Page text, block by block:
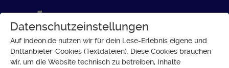
ARBEITSWELT
Datenschutzeinstellungen
Auf indeon.de nutzen wir für dein Lese-Erlebnis eigene und
Drittanbieter-Cookies (Textdateien). Diese Cookies brauchen
wir, um die Website technisch zu betreiben, Inhalte